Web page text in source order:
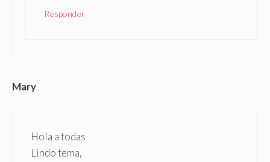
Responder
Mary
Hola a todas
Lindo tema,